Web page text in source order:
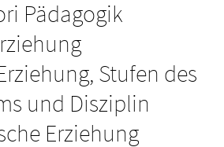
Pädagogik
Stufen des
und Disziplin
Erziehung